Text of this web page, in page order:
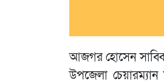
আজগর হোসেন
উপজেলা